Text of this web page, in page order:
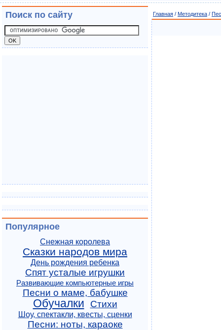
Главная / Методитека /
Поиск по сайту
Популярное
Снежная королева
Сказки народов мира
День рождения ребенка
Спят усталые игрушки
Развивающие компьютерные игры
Песни о маме, бабушке
Обучалки Стихи
Шоу, спектакли, квесты, сценки
Песни: ноты, караоке